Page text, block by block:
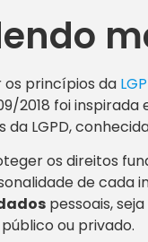
princípios da
2018 foi
da LGPD,
os direitos
de cada
pessoais,
ou privado.